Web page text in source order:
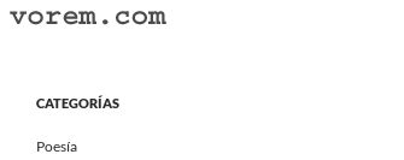
Saltar
Portal Literario Independiente
CATEGORÍAS
Poesía